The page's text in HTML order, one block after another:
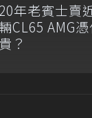
20年老賓士賣
CL65 AMG
貴？